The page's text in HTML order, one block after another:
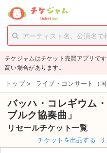
person_add 新規会員登録
チケットを探す
新着チケット
値下げしたチケット
都道府県からチケットを探す
もうすぐ開催のチケット
チケジャムはチケット売買アプリで
高い場合があります。
トップ > ライブ・コンサート（国
バッハ・コレギウム
ブルク協奏曲」
リセールチケット一覧
チケットを出品する